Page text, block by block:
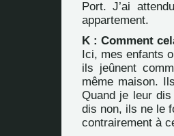
Port. J’ai
appartement.
K : Comment
Ici, mes enfants
ils jeûnent
même maison.
Quand je leur
dis non, ils ne le
contrairement à